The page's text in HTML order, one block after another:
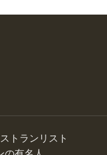
トランリスト